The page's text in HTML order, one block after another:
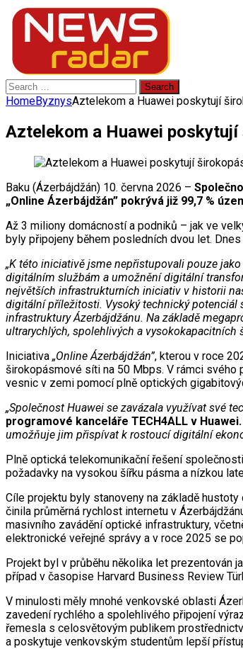
Search
for:
HomeByznysAztelekom a Huawei poskytují
Aztelekom a Huawei
Baku (Ázerbájdžán) 10. června 2026 –
„Online Ázerbájdžán” pokrývá již 99,7 %
Až 3 miliony domácností a podniků – jak ve
byly připojeny během posledních dvou let.
„K této iniciativě jsme nepřistupovali pouze
digitálním službám a umožnění digitální
největších infrastrukturních iniciativ v historii
digitální příležitosti. Vysoký technický
infrastruktury Ázerbájdžánu. Na základě
ultrarychlých, spolehlivých a
Iniciativa „Online Ázerbájdžán”, kterou v roce
širokopásmové síti na 50 Mbps. V rámci svého
vesnic v zemi pomocí plně optických
„Společnost Huawei se zavázala využívat své
programové kanceláře TECH4ALL v Huawei.
umožňuje jim přispívat k rostoucí digitální
Plně optická telekomunikační řešení
požadavky na vysokou šířku pásma a nízkou
Cíle projektu byly stanoveny na základě
činila průměrná rychlost internetu v
masivního zavádění optické infrastruktury,
elektronické veřejné správy a v roce 2025 se
Projekt byl v průběhu několika let prezentován
případ v časopise Harvard Business Review
V minulosti měly mnohé venkovské oblasti
zavedení rychlého a spolehlivého připojení
řemesla s celosvětovým publikem
a poskytuje venkovským studentům lepší